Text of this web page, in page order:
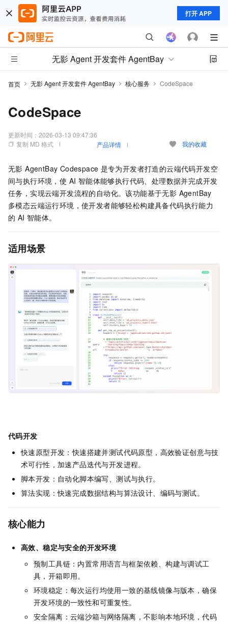
打开 APP
无影 Agent 开发套件 AgentBay
首页 无影 Agent 开发套件 AgentBay 核心服务 CodeSpace
CodeSpace
更新时间： 2026-03-13 09:47:36
复制 MD 格式
产品详情 我的收藏
无影 AgentBay Codespace 是专为开发者打造的云端代码开发空
间与执行环境，使 AI 智能体能够执行代码、处理数据并完成开发
任务，实现云端开发流程的自动化。该功能基于无影 AgentBay
多模态云端运行环境，使开发者能够轻松构建具备代码执行能力
的 AI 智能体。
适用场景
代码开发
快速原型开发：快速搭建并测试代码原型，高效验证创意与技
术可行性，加速产品迭代与开发进程。
脚本开发：自动化脚本编写、测试与执行。
算法实现：快速完成数据结构与算法设计、编码与测试。
核心能力
高效、稳定与安全的开发环境
预制工具链：内置常用语言与框架依赖、构建与调试工
具，开箱即用。
环境稳定：每次运行均使用一致的基线镜像与版本，确保
开发环境的一致性和可重复性。
安全隔离：云端沙箱与网络隔离，不影响本地环境，代码